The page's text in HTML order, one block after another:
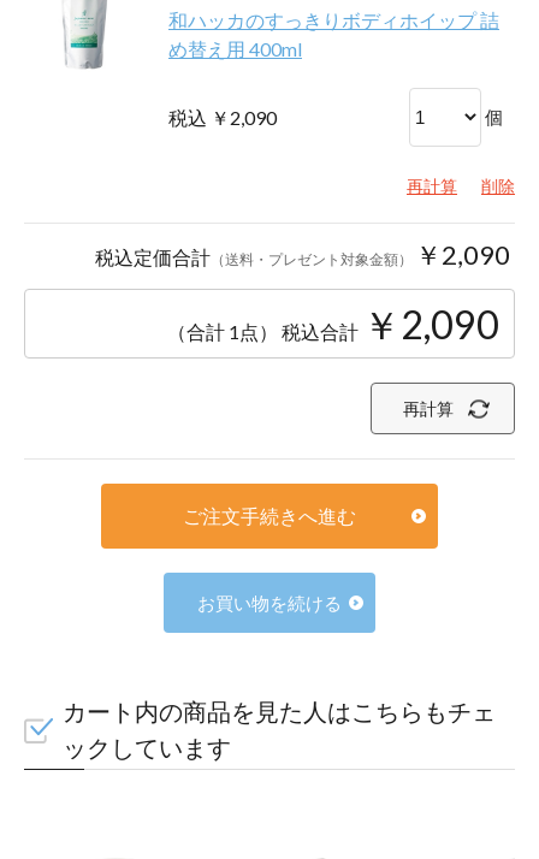
和ハッカのすっきりボディホイップ 詰
め替え用 400ml
税込 ￥2,090 個
再計算 削除
税込定価合計 （送料・プレゼント対象金額） ￥2,090
（合計 1点） 税込合計 ￥2,090
再計算
ご注文手続きへ進む
お買い物を続ける
カート内の商品を見た人はこちらもチェ
ックしています